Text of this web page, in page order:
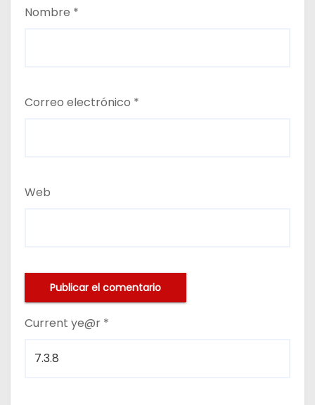
Nombre *
Correo electrónico *
Web
Current ye@r *